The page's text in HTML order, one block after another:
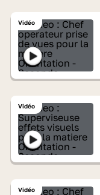
Vidéo
Vidéo
Vidéo